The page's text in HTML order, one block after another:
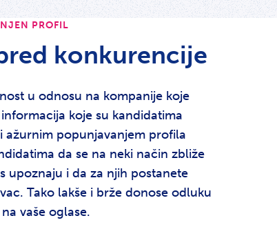
PROFIL
konkurencije
u odnosu na kompanije koje
koje su kandidatima
ažurnim popunjavanjem profila
da se na neki način zbliže
upoznaju i da za njih postanete
Tako lakše i brže donose odluku
vaše oglase.